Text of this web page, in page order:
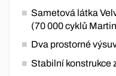
Sametová látka
(70 000 cyklů
Dva prostorné
Stabilní konstrukce